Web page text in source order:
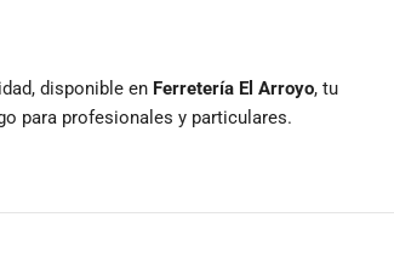
disponible en Ferretería El Arroyo, tu
para profesionales y particulares.